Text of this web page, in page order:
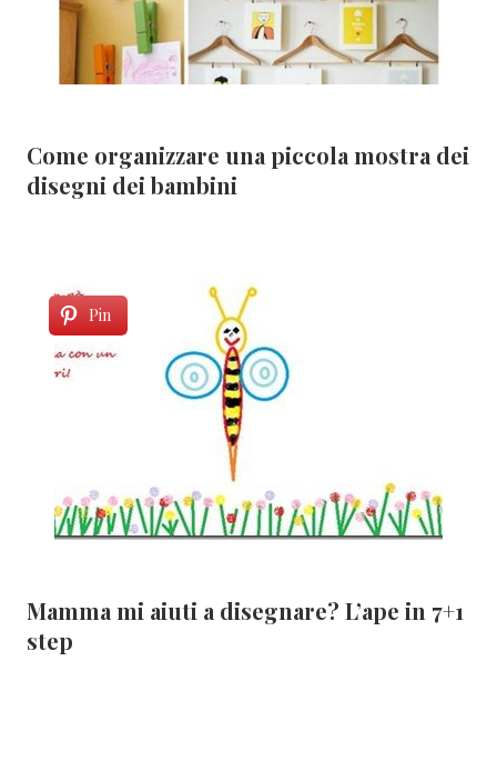
Come organizzare una piccola mostra dei
disegni dei bambini
Pin
Mamma mi aiuti a disegnare? L’ape in 7+1
step